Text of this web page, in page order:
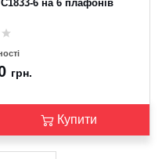
6 на 6 плафонів
грн.
Купити